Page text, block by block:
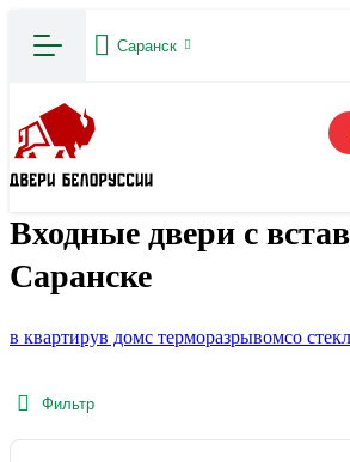
Саранск
Входные двери с
Саранске
в квартирув домс терморазрывомсо
Фильтр